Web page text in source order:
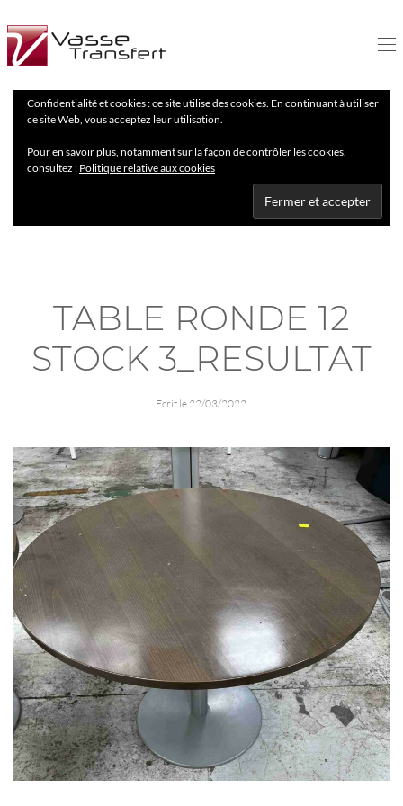
Confidentialité et cookies : ce site utilise des cookies. En continuant à utiliser
ce site Web, vous acceptez leur utilisation.
Pour en savoir plus, notamment sur la façon de contrôler les cookies,
consultez : Politique relative aux cookies
TABLE RONDE 12
STOCK 3_RESULTAT
Écrit le 22/03/2022.